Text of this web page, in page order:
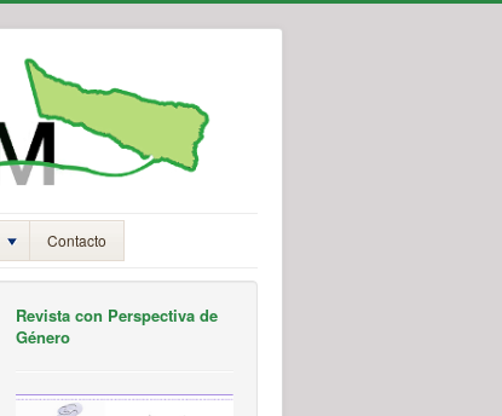
Contacto
Revista con Perspectiva de
Género